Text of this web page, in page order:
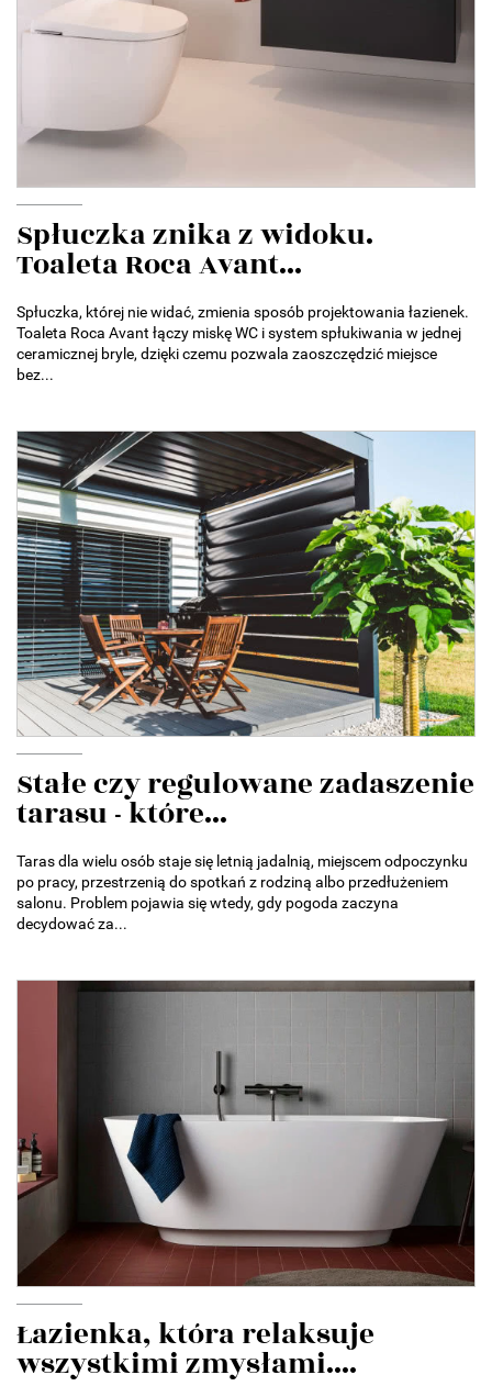
Spłuczka znika z widoku.
Toaleta Roca Avant...
Spłuczka, której nie widać, zmienia sposób projektowania łazienek.
Toaleta Roca Avant łączy miskę WC i system spłukiwania w jednej
ceramicznej bryle, dzięki czemu pozwala zaoszczędzić miejsce
bez...
Stałe czy regulowane zadaszenie
tarasu - które...
Taras dla wielu osób staje się letnią jadalnią, miejscem odpoczynku
po pracy, przestrzenią do spotkań z rodziną albo przedłużeniem
salonu. Problem pojawia się wtedy, gdy pogoda zaczyna
decydować za...
Łazienka, która relaksuje
wszystkimi zmysłami....